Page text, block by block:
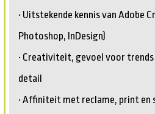
• Uitstekende kennis van Adobe
Photoshop, InDesign)
• Creativiteit, gevoel voor trends
detail
• Affiniteit met reclame, print en